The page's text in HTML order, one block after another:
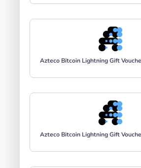
Azteco Bitcoin Lightning Gift
Azteco Bitcoin Lightning Gift